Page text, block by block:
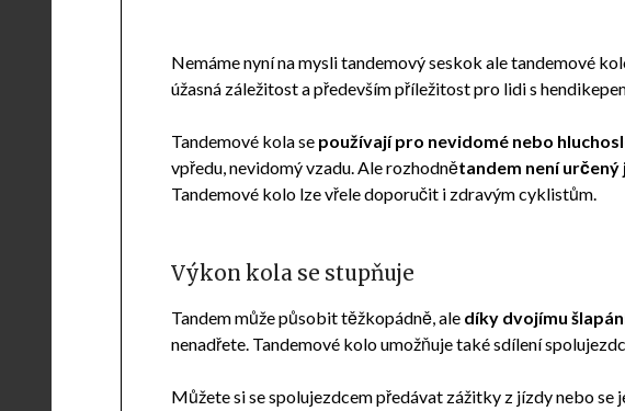
Nemáme nyní na mysli tandemový seskok ale tandemové
úžasná záležitost a především příležitost pro lidi s
Tandemové kola se používají pro nevidomé nebo
vpředu, nevidomý vzadu. Ale rozhodnětandem není
Tandemové kolo lze vřele doporučit i zdravým cyklistům.
Výkon kola se stupňuje
Tandem může působit těžkopádně, ale díky dvojímu
nenadřete. Tandemové kolo umožňuje také sdílení
Můžete si se spolujezdcem předávat zážitky z jízdy nebo